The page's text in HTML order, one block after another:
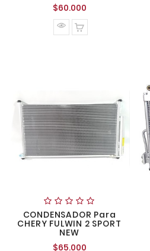
$60.000Precio
normal
CONDENSADOR Para
CHERY FULWIN 2 SPORT
NEW
$65.000Precio